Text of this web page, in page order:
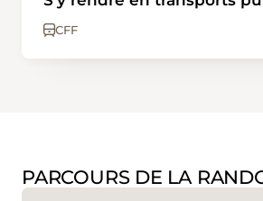
CFF
PARCOURS DE LA